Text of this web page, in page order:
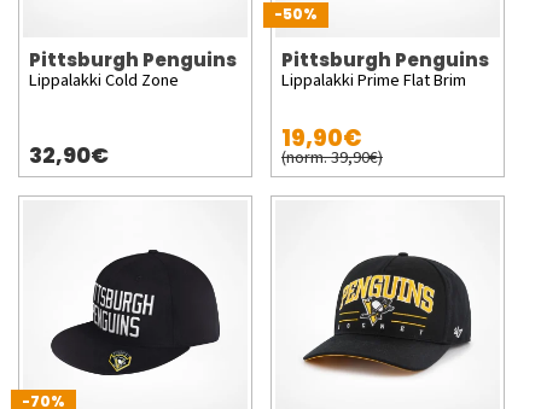
Pittsburgh Penguins
Lippalakki Cold Zone
32,90€
-50%
Pittsburgh Penguins
Lippalakki Prime Flat Brim
19,90€
(norm. 39,90€)
-70%